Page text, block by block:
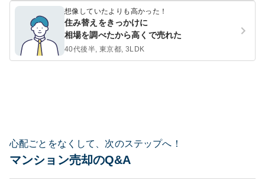
想像していたよりも高かった！
住み替えをきっかけに
相場を調べたから高くで売れた
40代後半, 東京都, 3LDK
心配ごとをなくして、次のステップへ！
マンション売却のQ&A